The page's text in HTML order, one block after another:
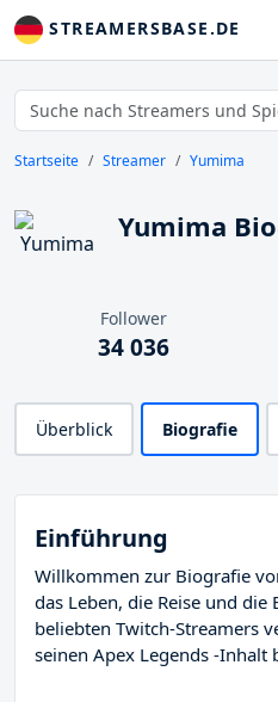
STREAMERSBASE.DE
Startseite Streamer Yumima
Yumima
Follower
34 036
Überblick Biografie
Einführung
Willkommen zur Biografie
das Leben, die Reise und die
beliebten Twitch-Streamers
seinen Apex Legends -Inhalt